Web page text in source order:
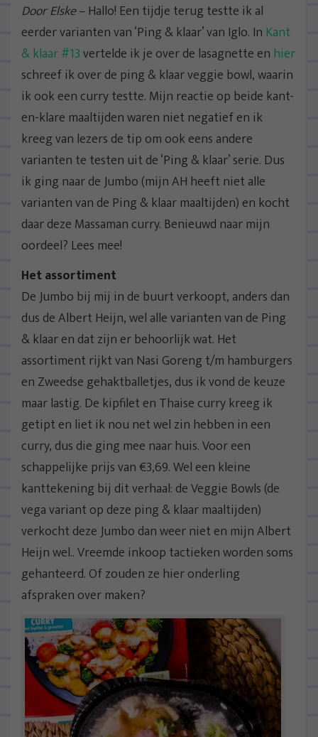
Door Elske– Hallo! Een tijdje terug testte ik al
eerder varianten van ‘Ping & klaar’ van Iglo. In Kant
& klaar #13vertelde ik je over de lasagnette en hier
schreef ik over de ping & klaar veggie bowl, waarin
ik ook een curry testte. Mijn reactie op beide kant-
en-klare maaltijden waren niet negatief en ik
kreeg van lezers de tip om ook eens andere
varianten te testen uit de ‘Ping & klaar’ serie. Dus
ik ging naar de Jumbo (mijn AH heeft niet alle
varianten van de Ping & klaar maaltijden) en kocht
daar deze Massaman curry. Benieuwd naar mijn
oordeel? Lees mee!
Het assortiment
De Jumbo bij mij in de buurt verkoopt, anders dan
dus de Albert Heijn, wel alle varianten van de Ping
& klaar en dat zijn er behoorlijk wat. Het
assortiment rijkt van Nasi Goreng t/m hamburgers
en Zweedse gehaktballetjes, dus ik vond de keuze
maar lastig. De kipfilet en Thaise curry kreeg ik
getipt en liet ik nou net wel zin hebben in een
curry, dus die ging mee naar huis. Voor een
schappelijke prijs van €3,69. Wel een kleine
kanttekening bij dit verhaal: de Veggie Bowls (de
vega variant op deze ping & klaar maaltijden)
verkocht deze Jumbo dan weer niet en mijn Albert
Heijn wel.. Vreemde inkoop tactieken worden soms
gehanteerd. Of zouden ze hier onderling
afspraken over maken?